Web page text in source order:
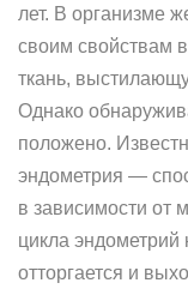
лет. В организме
своим свойствам
ткань,
Однако
положено.
эндометрия —
в зависимости от
цикла эндометрий
отторгается и